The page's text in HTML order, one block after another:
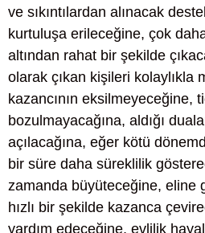
ve sıkıntılardan alınacak
kurtuluşa erileceğine, çok
altından rahat bir şekilde
olarak çıkan kişileri kolaylıkla
kazancının eksilmeyeceğine,
bozulmayacağına, aldığı
açılacağına, eğer kötü
bir süre daha süreklilik
zamanda büyüteceğine, eline
hızlı bir şekilde kazanca
yardım edeceğine, evlilik